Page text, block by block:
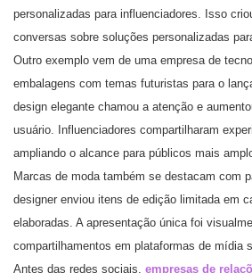
personalizadas para influenciadores. Isso
conversas sobre soluções personalizadas
Outro exemplo vem de uma empresa de
embalagens com temas futuristas para o
design elegante chamou a atenção e
usuário. Influenciadores compartilharam
ampliando o alcance para públicos mais
Marcas de moda também se destacam com
designer enviou itens de edição limitada em
elaboradas. A apresentação única foi
compartilhamentos em plataformas de mídia
Antes das redes sociais, empresas de